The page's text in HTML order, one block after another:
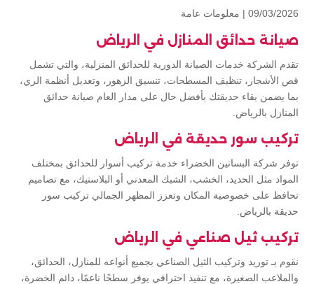
09/03/2026 | معلومات عامة
صيانة حدائق المنازل في الرياض
تقدم الشركة خدمات الصيانة الدورية للحدائق المنزلية، والتي تشمل
قص الأشجار، تنظيف المسطحات، تنسيق الزهور، وتعديل أنظمة الري،
بما يضمن بقاء حديقتك بأفضل حال على مدار العام صيانة حدائق
المنازل بالرياض.
تركيب سور حديقة في الرياض
توفر شركة البساتين الخضراء خدمة تركيب أسوار للحدائق بمختلف
المواد مثل الحديد، الخشب، الشبك المعدني أو البلاستيك، مع تصاميم
تحافظ على خصوصية المكان وتعزز المظهر الجمالي تركيب سور
حديقة بالرياض.
تركيب ثيل صناعي في الرياض
نقوم بـ توريد وتركيب الثيل الصناعي بجميع أنواعه للمنازل، الحدائق،
والملاعب الصغيرة، مع تنفيذ احترافي يوفر سطحًا ناعمًا، دائم الخضرة،